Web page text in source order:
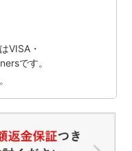
VISA・
です。